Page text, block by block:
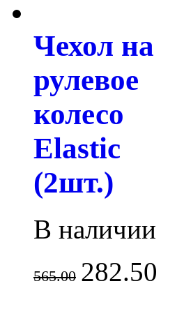
Чехол на
рулевое
колесо
Elastic
(2шт.)
В наличии
565.00 282.50